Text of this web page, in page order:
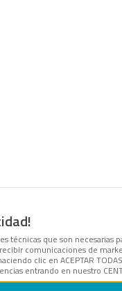
técnicas que son
comunicaciones de
clic en ACEPTAR
entrando en nuestro